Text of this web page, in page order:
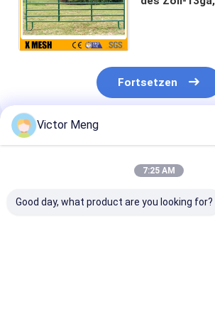
Fortsetzen
Empfohlene Produkte
Victor Meng
7:25 AM
Good day, what product are you looking for?